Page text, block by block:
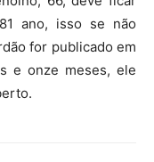
ano, isso se não
for publicado em
e onze meses, ele